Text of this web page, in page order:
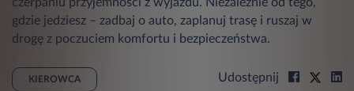
gdzie jedziesz – zadbaj o auto, zaplanuj trasę i ruszaj w
drogę z poczuciem komfortu i bezpieczeństwa.
KIEROWCA Udostępnij